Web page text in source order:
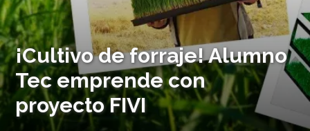
¡Cultivo de forraje! Alumno
Tec emprende con
proyecto FIVI